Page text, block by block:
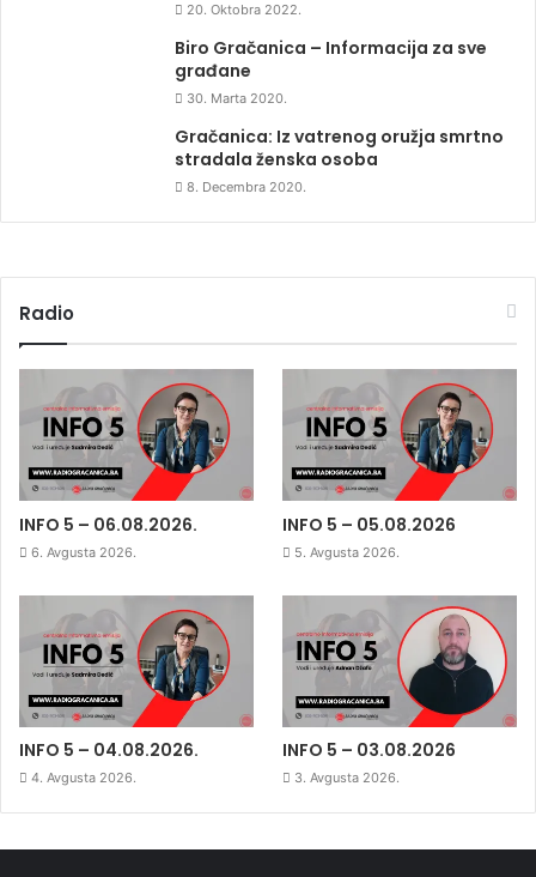
20. Oktobra 2022.
Biro Gračanica – Informacija za sve
građane
30. Marta 2020.
Gračanica: Iz vatrenog oružja smrtno
stradala ženska osoba
8. Decembra 2020.
Radio
INFO 5 – 06.08.2026.
6. Avgusta 2026.
INFO 5 – 05.08.2026
5. Avgusta 2026.
INFO 5 – 04.08.2026.
4. Avgusta 2026.
INFO 5 – 03.08.2026
3. Avgusta 2026.